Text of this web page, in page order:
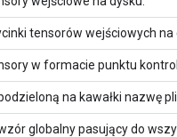
tensorów wejściowych na
w formacie punktu
na kawałki nazwę
globalny pasujący do